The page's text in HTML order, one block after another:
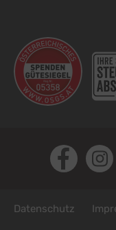
Datenschutz